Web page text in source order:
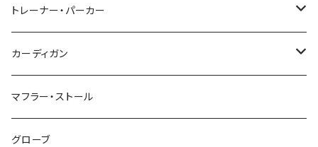
48/L
50/XL～
46/M
48/L
50/XL～
～44/S
46/M
48/L
50/XL～
トレーナー・パーカー
～44/S
46/M
48/L
カーディガン
～44/S
46/M
マフラー・ストール
グローブ